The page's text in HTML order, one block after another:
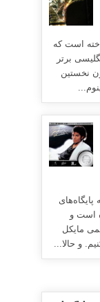
است که
برتر
نخستین
است و
مایکل
و حالا...